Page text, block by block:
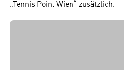
„Tennis Point Wien“ zusätzlich.